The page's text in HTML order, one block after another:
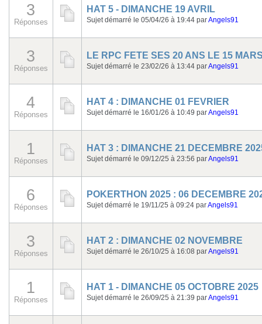
3
Réponses
HAT 5 - DIMANCHE 19 AVRIL
Sujet démarré le 05/04/26 à 19:44 parAngels91
3
Réponses
LE RPC FETE SES 20 ANS LE 15
Sujet démarré le 23/02/26 à 13:44 parAngels91
4
Réponses
HAT 4 : DIMANCHE 01 FEVRIER
Sujet démarré le 16/01/26 à 10:49 parAngels91
1
Réponses
HAT 3 : DIMANCHE 21 DECEMBRE
Sujet démarré le 09/12/25 à 23:56 parAngels91
6
Réponses
POKERTHON 2025 : 06 DECEMBRE
Sujet démarré le 19/11/25 à 09:24 parAngels91
3
Réponses
HAT 2 : DIMANCHE 02 NOVEMBRE
Sujet démarré le 26/10/25 à 16:08 parAngels91
1
Réponses
HAT 1 - DIMANCHE 05 OCTOBRE 2025
Sujet démarré le 26/09/25 à 21:39 parAngels91